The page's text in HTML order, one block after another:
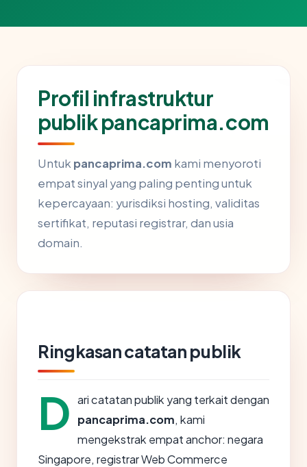
Profil infrastruktur
publik pancaprima.com
Untuk pancaprima.com kami menyoroti
empat sinyal yang paling penting untuk
kepercayaan: yurisdiksi hosting, validitas
sertifikat, reputasi registrar, dan usia
domain.
Ringkasan catatan publik
D ari catatan publik yang terkait dengan
pancaprima.com, kami
mengekstrak empat anchor: negara
Singapore, registrar Web Commerce